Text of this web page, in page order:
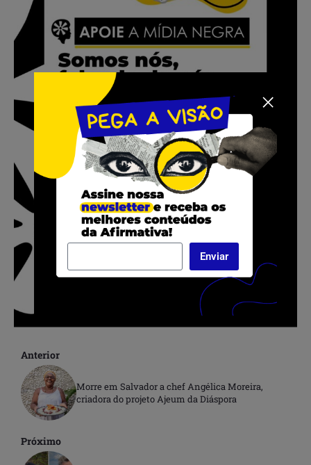
Anterior
Morre em Salvador a chef Angélica Moreira,
criadora do projeto Ajeum da Diáspora
Próximo
Enviar